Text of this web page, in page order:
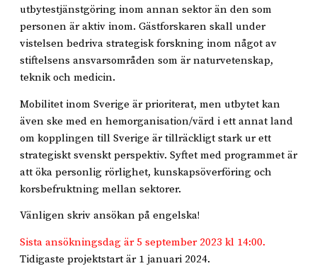
utbytestjänstgöring inom annan sektor än den som
personen är aktiv inom. Gästforskaren skall under
vistelsen bedriva strategisk forskning inom något av
stiftelsens ansvarsområden som är naturvetenskap,
teknik och medicin.
Mobilitet inom Sverige är prioriterat, men utbytet kan
även ske med en hemorganisation/värd i ett annat land
om kopplingen till Sverige är tillräckligt stark ur ett
strategiskt svenskt perspektiv. Syftet med programmet är
att öka personlig rörlighet, kunskapsöverföring och
korsbefruktning mellan sektorer.
Vänligen skriv ansökan på engelska!
Sista ansökningsdag är 5 september 2023 kl 14:00.
Tidigaste projektstart är 1 januari 2024.